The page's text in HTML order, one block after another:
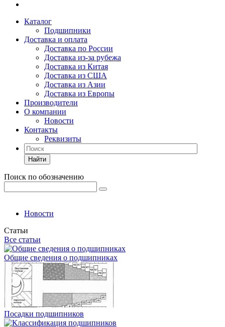
Каталог
Подшипники
Доставка и оплата
Доставка по России
Доставка из-за рубежа
Доставка из Китая
Доставка из США
Доставка из Азии
Доставка из Европы
Производители
О компании
Новости
Контакты
Реквизиты
Найти
Поиск по обозначению
Новости
Статьи
Все статьи
Общие сведения о подшипниках
Посадки подшипников